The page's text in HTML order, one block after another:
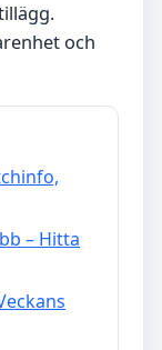
och
– Hitta